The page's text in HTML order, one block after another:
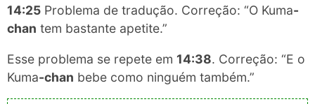
14:25 Problema de tradução. Correção: “O Kuma​-
chan tem bastante apetite.”
Esse problema se repete em 14:38. Correção: “E o
Kuma​-chan bebe como ninguém também.”